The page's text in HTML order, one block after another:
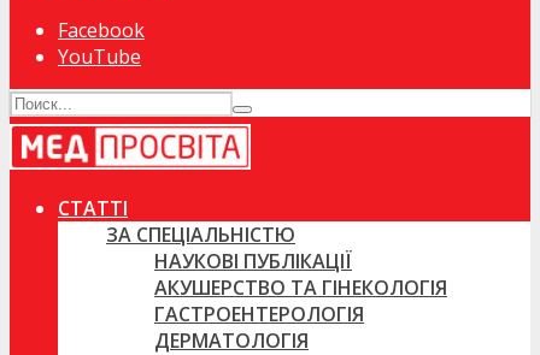
Facebook
YouTube
СТАТТІ
ЗА СПЕЦІАЛЬНІСТЮ
НАУКОВІ ПУБЛІКАЦІЇ
АКУШЕРСТВО ТА ГІНЕКОЛОГІЯ
ГАСТРОЕНТЕРОЛОГІЯ
ДЕРМАТОЛОГІЯ